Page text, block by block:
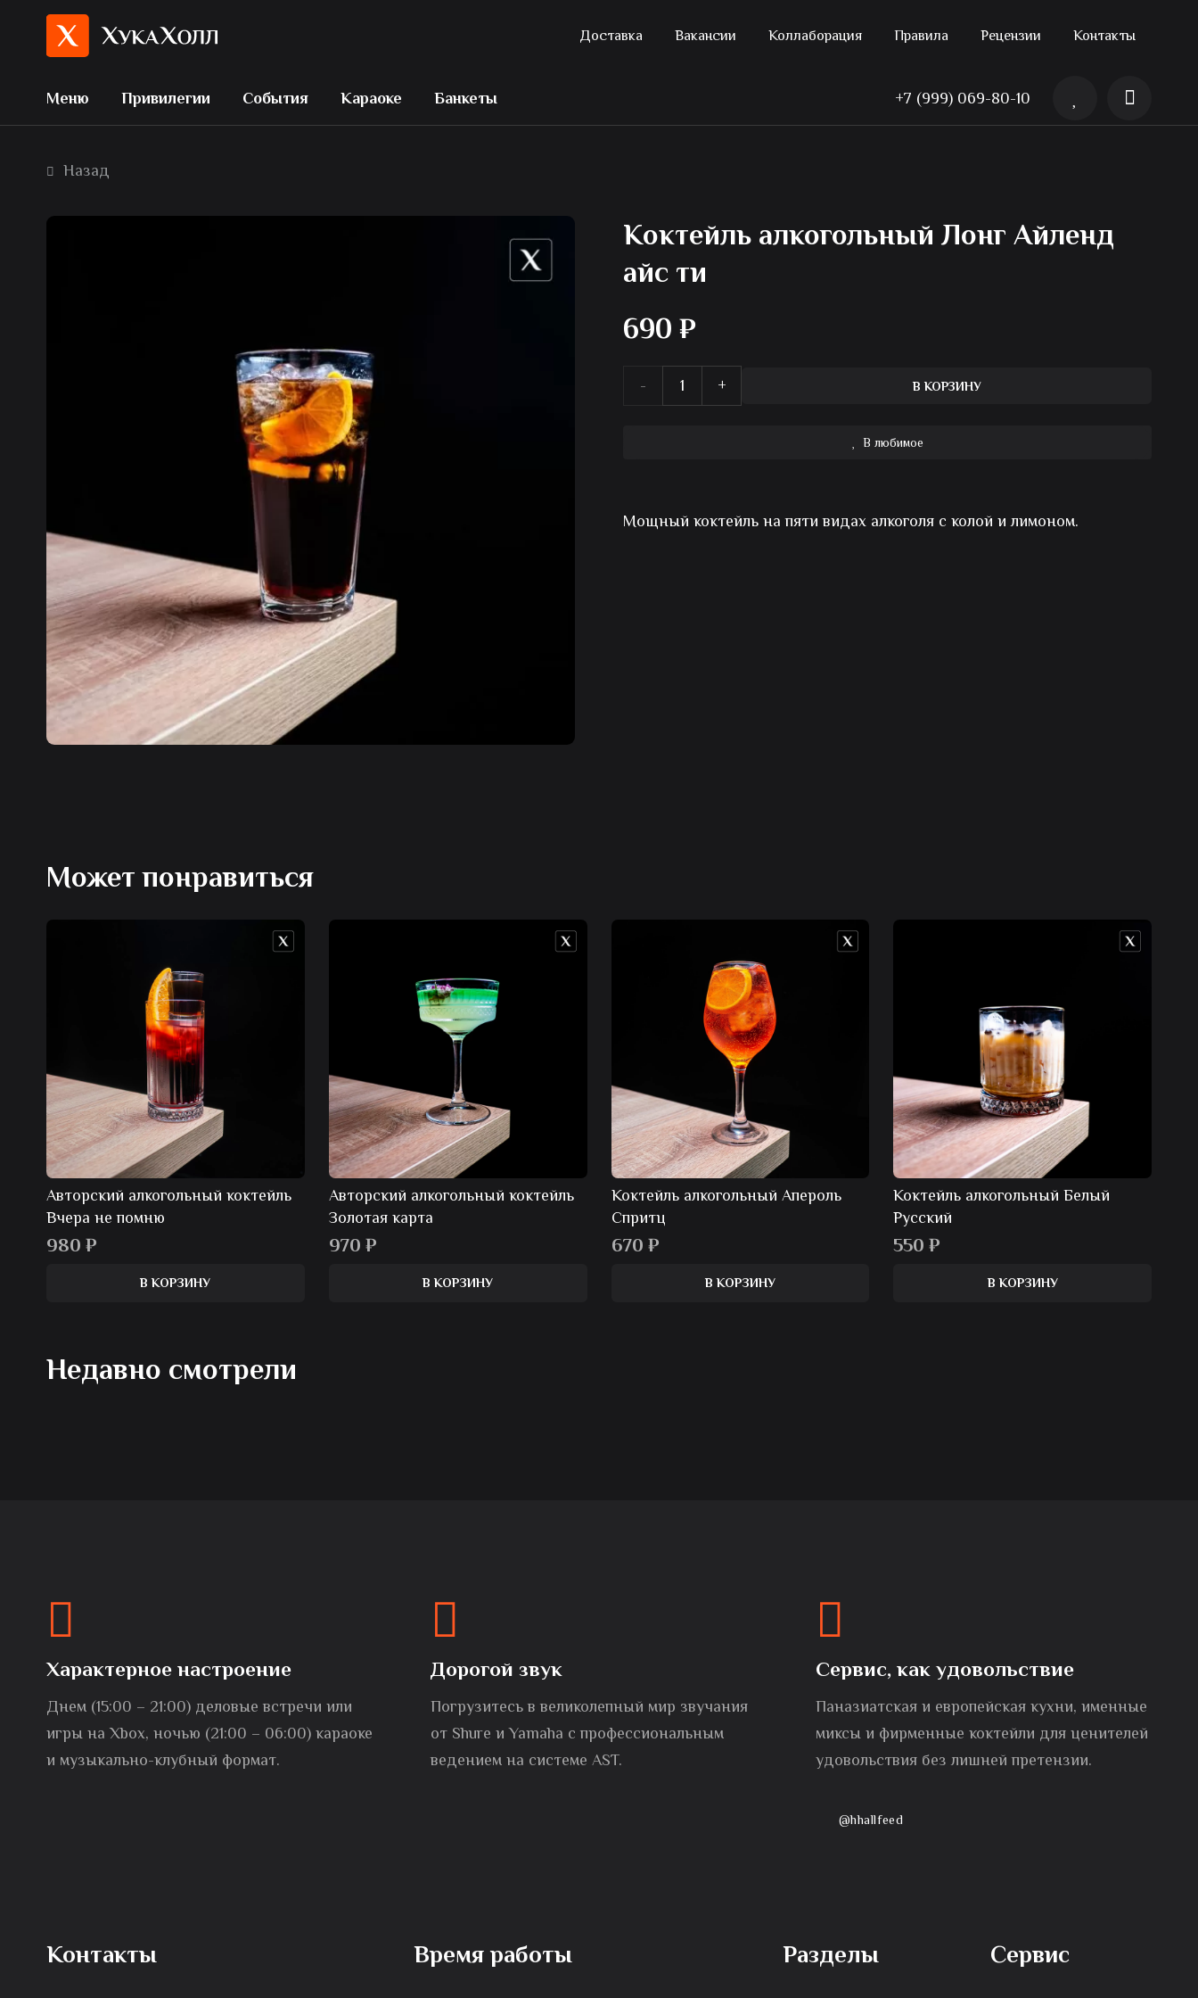
Доставка Вакансии Коллаборация Правила Рецензии Контакты
Меню Привилегии События Караоке Банкеты +7 (999) 069-80-10
Назад
Коктейль алкогольный Лонг Айленд
айс ти
690 ₽
Количество В КОРЗИНУ
В любимое
Мощный коктейль на пяти видах алкоголя с колой и лимоном.
Может понравиться
Авторский алкогольный коктейль
Вчера не помню
980 ₽
В КОРЗИНУ
Авторский алкогольный коктейль
Золотая карта
970 ₽
В КОРЗИНУ
Коктейль алкогольный Апероль
Спритц
670 ₽
В КОРЗИНУ
Коктейль алкогольный Белый
Русский
550₽
В КОРЗИНУ
Недавно смотрели
Характерное настроение
Днем (15:00 – 21:00) деловые встречи или
игры на Xbox, ночью (21:00 – 06:00) караоке
и музыкально-клубный формат.
Дорогой звук
Погрузитесь в великолепный мир звучания
от Shure и Yamaha с профессиональным
ведением на системе AST.
Сервис, как удовольствие
Паназиатская и европейская кухни, именные
миксы и фирменные коктейли для ценителей
удовольствия без лишней претензии.
@hhallfeed
Контакты Время работы Разделы Сервис